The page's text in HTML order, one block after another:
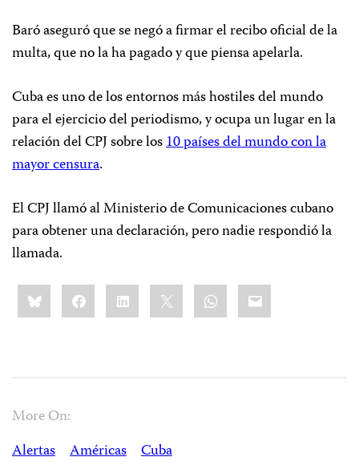
Baró aseguró que se negó a firmar el recibo oficial de la
multa, que no la ha pagado y que piensa apelarla.
Cuba es uno de los entornos más hostiles del mundo
para el ejercicio del periodismo, y ocupa un lugar en la
relación del CPJ sobre los10 países del mundo con la
mayor censura.
El CPJ llamó al Ministerio de Comunicaciones cubano
para obtener una declaración, pero nadie respondió la
llamada.
Share
this:BlueskyFacebookLinkedIn WhatsApp
Email
More On:
Alertas
Américas
Cuba